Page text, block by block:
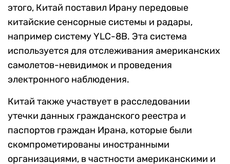
этого, Китай поставил Ирану передовые
китайские сенсорные системы и радары,
например систему YLC-8B. Эта система
используется для отслеживания американских
самолетов-невидимок и проведения
электронного наблюдения.
Китай также участвует в расследовании
утечки данных гражданского реестра и
паспортов граждан Ирана, которые были
скомпрометированы иностранными
организациями, в частности американскими и